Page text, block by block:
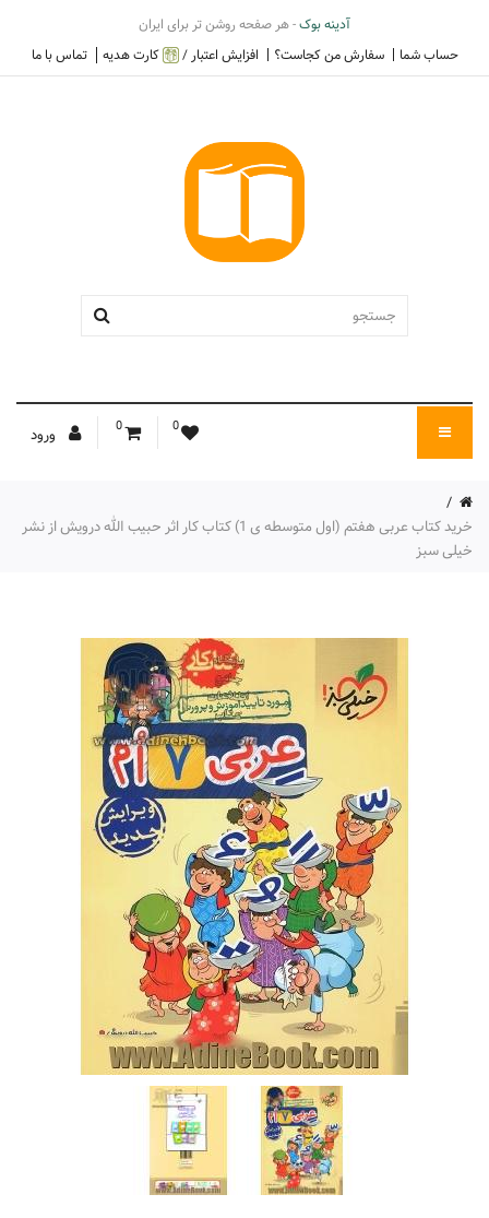
آدینه بوک- هر صفحه روشن تر برای ایران
حساب شما
سفارش من کجاست؟ افزایش اعتبار / کارت هدیه تماس با ما
0
0 ورود
خرید کتاب عربی هفتم (اول متوسطه ی 1) کتاب کار اثر حبیب الله درویش از نشر
خیلی سبز